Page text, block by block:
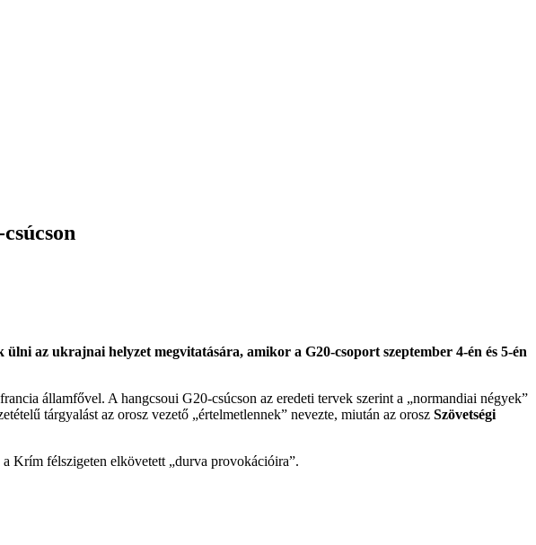
az ukrajnai helyzet megvitatására, amikor a G20-csoport szeptember 4-én és 5-én
francia államfővel. A hangcsoui G20-csúcson az eredeti tervek szerint a „normandiai négyek”
tárgyalást az orosz vezető „értelmetlennek” nevezte, miután az orosz Szövetségi
Krím félszigeten elkövetett „durva provokációira”.